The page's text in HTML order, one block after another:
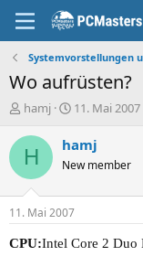
Systemvorstellungen
Wo aufrüsten?
E
s
e
r
hamj
E
s
e
l
t
a
11. Mai 2007
H hamj
New member
11. Mai 2007
CPU:Intel Core 2 Duo